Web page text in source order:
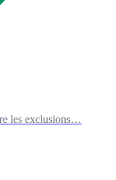
les exclusions…